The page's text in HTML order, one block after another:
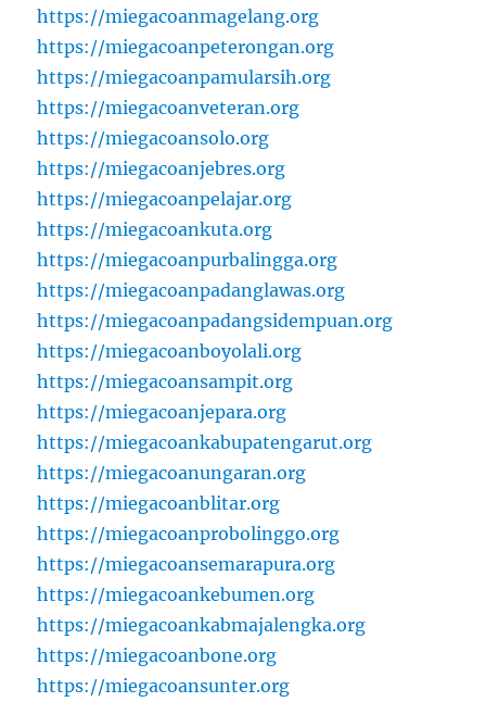
https://miegacoanmagelang.org
https://miegacoanpeterongan.org
https://miegacoanpamularsih.org
https://miegacoanveteran.org
https://miegacoansolo.org
https://miegacoanjebres.org
https://miegacoanpelajar.org
https://miegacoankuta.org
https://miegacoanpurbalingga.org
https://miegacoanpadanglawas.org
https://miegacoanpadangsidempuan.org
https://miegacoanboyolali.org
https://miegacoansampit.org
https://miegacoanjepara.org
https://miegacoankabupatengarut.org
https://miegacoanungaran.org
https://miegacoanblitar.org
https://miegacoanprobolinggo.org
https://miegacoansemarapura.org
https://miegacoankebumen.org
https://miegacoankabmajalengka.org
https://miegacoanbone.org
https://miegacoansunter.org